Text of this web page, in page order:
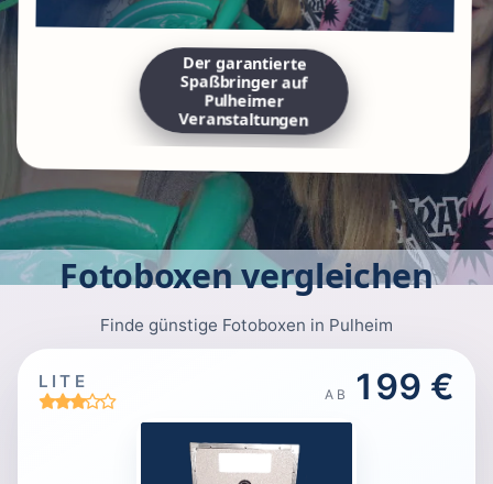
Der garantierte
Spaßbringer auf
Pulheimer
Veranstaltungen
Fotoboxen vergleichen
Finde günstige Fotoboxen in Pulheim
LITE
AB 199 €